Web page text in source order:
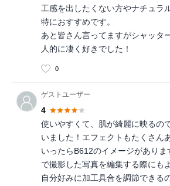
工感を出したくない方やナチュラ
特におすすめです。
あと皆さん言ってますがシャッタ
人的に凄く好きでした！
0
ゲストユーザー
4
使いやすくて、肌が綺麗に映るの
いました！エフェクトもたくさん
いったらB612のイメージがありま
で撮影した写真を編集する際にも
自分好みに加工具合を調節できる